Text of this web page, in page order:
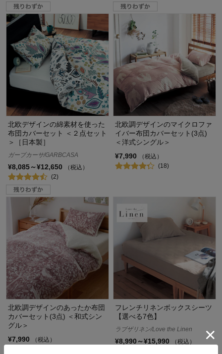
北欧デザインの綿素材を使った
布団カバーセット ＜２点セット
＞［日本製］
ガーブカーサ/GARBCASA
¥8,085～¥12,650
（税込）
(2)
北欧調デザインのマイクロファ
イバー布団カバーセット(3点)
＜洋式シングル＞
¥7,990
（税込）
(18)
北欧調デザインのあったか布団
カバーセット(3点) ＜和式シン
グル＞
¥7,990
（税込）
フレンチリネンボックスシーツ
【選べる7色】
ラブザリネン/Love the Linen
¥8,990～¥15,990
（税込）